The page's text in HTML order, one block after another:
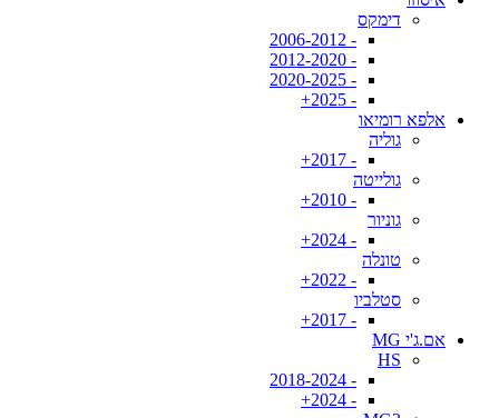
דימקס
- 2006-2012
- 2012-2020
- 2020-2025
- 2025+
אלפא רומיאו
גוליה
- 2017+
גולייטה
- 2010+
גוניור
- 2024+
טונלה
- 2022+
סטלביו
- 2017+
אם.ג'י MG
HS
- 2018-2024
- 2024+